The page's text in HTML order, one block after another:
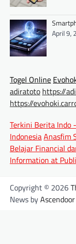
April 9,
Togel Online
adiratoto https://
https://
Terkini Berita Indo
IndonesiaAnasfim
Belajar Financial
Information at
Copyright © 2026
News byAscendoor